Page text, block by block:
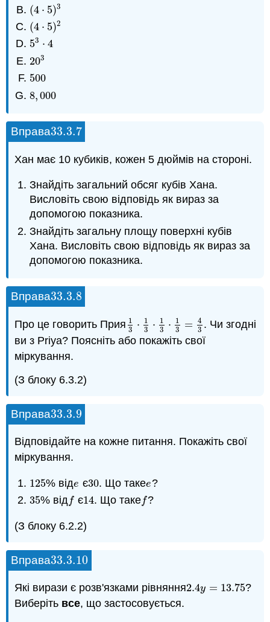
(4 ⋅ 5)3
(4 ⋅5)3
(4 ⋅ 5)2
(4 ⋅5)2
53 ⋅ 4
53 ⋅ 4
203
203
500
500
8,000
8, 000
Вправа33.3.7
33.3.7
Хан має 10 кубиків, кожен 5 дюймів на стороні.
Знайдіть загальний обсяг кубів Хана.
Висловіть свою відповідь як вираз за
допомогою показника.
Знайдіть загальну площу поверхні кубів
Хана. Висловіть свою відповідь як вираз за
допомогою показника.
Вправа33.3.8
33.3.8
Про це говорить Прия 1
3 ⋅ 1
3 ⋅ 1
3 ⋅ 1
3
= 4
3
13⋅ 13⋅ 13⋅ 13=43. Чи згодні
ви з Priya? Поясніть або покажіть свої
міркування.
(З блоку 6.3.2)
Вправа33.3.9
33.3.9
Відповідайте на кожне питання. Покажіть свої
міркування.
125
125% відe
e є30
30. Що такеe
e?
35
35% відf
f є14
14. Що такеf
f ?
(З блоку 6.2.2)
Вправа33.3.10
33.3.10
Які вирази є розв'язками рівняння2.4y = 13.75
2.4y =13.75 ?
Виберіть все, що застосовується.